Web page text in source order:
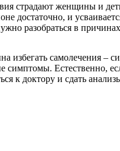
страдают женщины и
достаточно, и
разобраться в
избегать самолечения –
симптомы. Естественно,
к доктору и сдать